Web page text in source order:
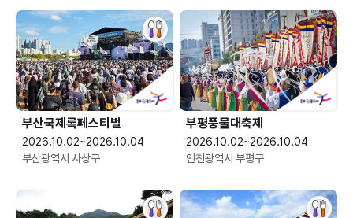
부산국제록페스티벌
2026.10.02~2026.10.04
부산광역시 사상구
부평풍물대축제
2026.10.02~2026.10.04
인천광역시 부평구